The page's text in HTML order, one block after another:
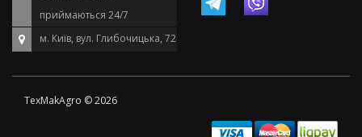
приймаються 24/7
м. Київ, вул. Глибочицька, 72
TexMakAgro © 2026